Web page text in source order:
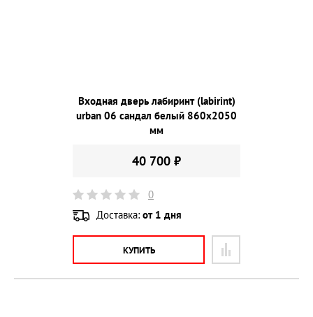
Входная дверь лабиринт (labirint)
urban 06 сандал белый 860х2050
мм
40 700 ₽
0
Доставка: от 1 дня
КУПИТЬ